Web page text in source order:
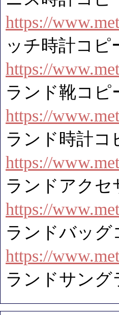
https://
ッチ時計コピ
https://
ランド靴コピ
https://
ランド時計コ
https://
ランドアクセ
https://
ランドバッグ
https://
ランドサング